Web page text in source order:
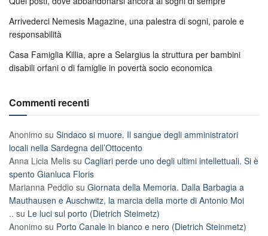
Arrivederci Nemesis Magazine, una palestra di sogni, parole e
responsabilità
Casa Famiglia Killia, apre a Selargius la struttura per bambini
disabili orfani o di famiglie in povertà socio economica
Commenti recenti
Anonimo su Sindaco si muore. Il sangue degli amministratori
locali nella Sardegna dell’Ottocento
Anna Licia Melis su Cagliari perde uno degli ultimi intellettuali. Si è
spento Gianluca Floris
Marianna Peddio su Giornata della Memoria. Dalla Barbagia a
Mauthausen e Auschwitz, la marcia della morte di Antonio Moi
.. su Le luci sul porto (Dietrich Steimetz)
Anonimo su Porto Canale in bianco e nero (Dietrich Steinmetz)